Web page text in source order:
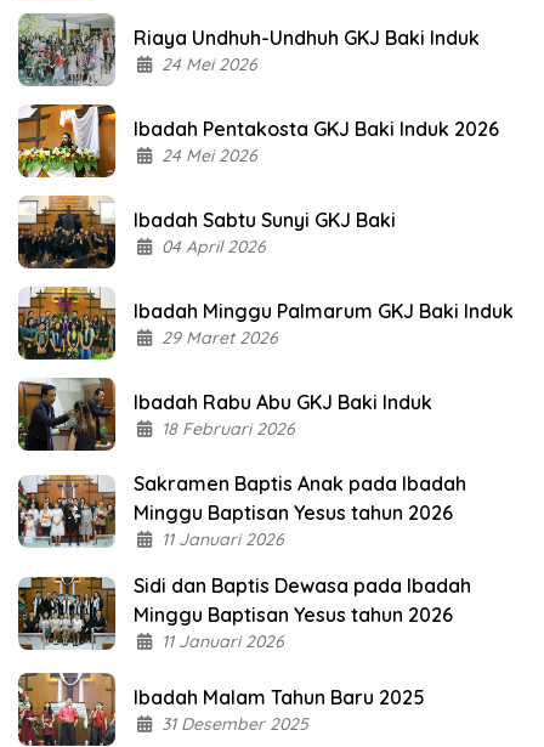
Riaya Undhuh-Undhuh GKJ Baki Induk
24 Mei 2026
Ibadah Pentakosta GKJ Baki Induk 2026
24 Mei 2026
Ibadah Sabtu Sunyi GKJ Baki
04 April 2026
Ibadah Minggu Palmarum GKJ Baki Induk
29 Maret 2026
Ibadah Rabu Abu GKJ Baki Induk
18 Februari 2026
Sakramen Baptis Anak pada Ibadah
Minggu Baptisan Yesus tahun 2026
11 Januari 2026
Sidi dan Baptis Dewasa pada Ibadah
Minggu Baptisan Yesus tahun 2026
11 Januari 2026
Ibadah Malam Tahun Baru 2025
31 Desember 2025